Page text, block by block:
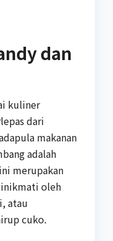
dan
kuliner
dari
makanan
adalah
merupakan
oleh
atau
cuko.